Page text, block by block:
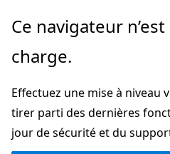
Passer
directement
au
principal
Ce navigateur
charge.
Effectuez une mise à niveau
tirer parti des dernières
jour de sécurité et du